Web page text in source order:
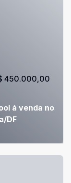
á venda no
DF
450.000,00